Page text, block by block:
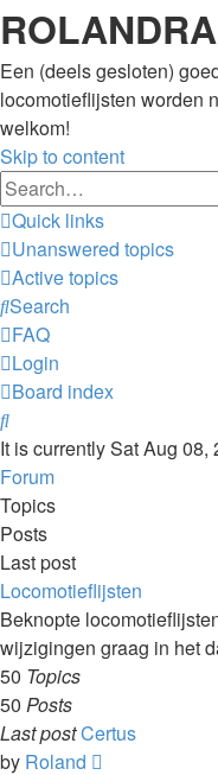
Een (deels gesloten)
locomotieflijsten worden
welkom!
Skip to content
Quick links
Unanswered topics
Active topics
Search
FAQ
Login
Board index
Search
It is currently Sat Aug 08,
Forum
Topics
Posts
Last post
Locomotieflijsten
Beknopte
wijzigingen graag in het
50 Topics
50 Posts
Last postCertus
by Roland